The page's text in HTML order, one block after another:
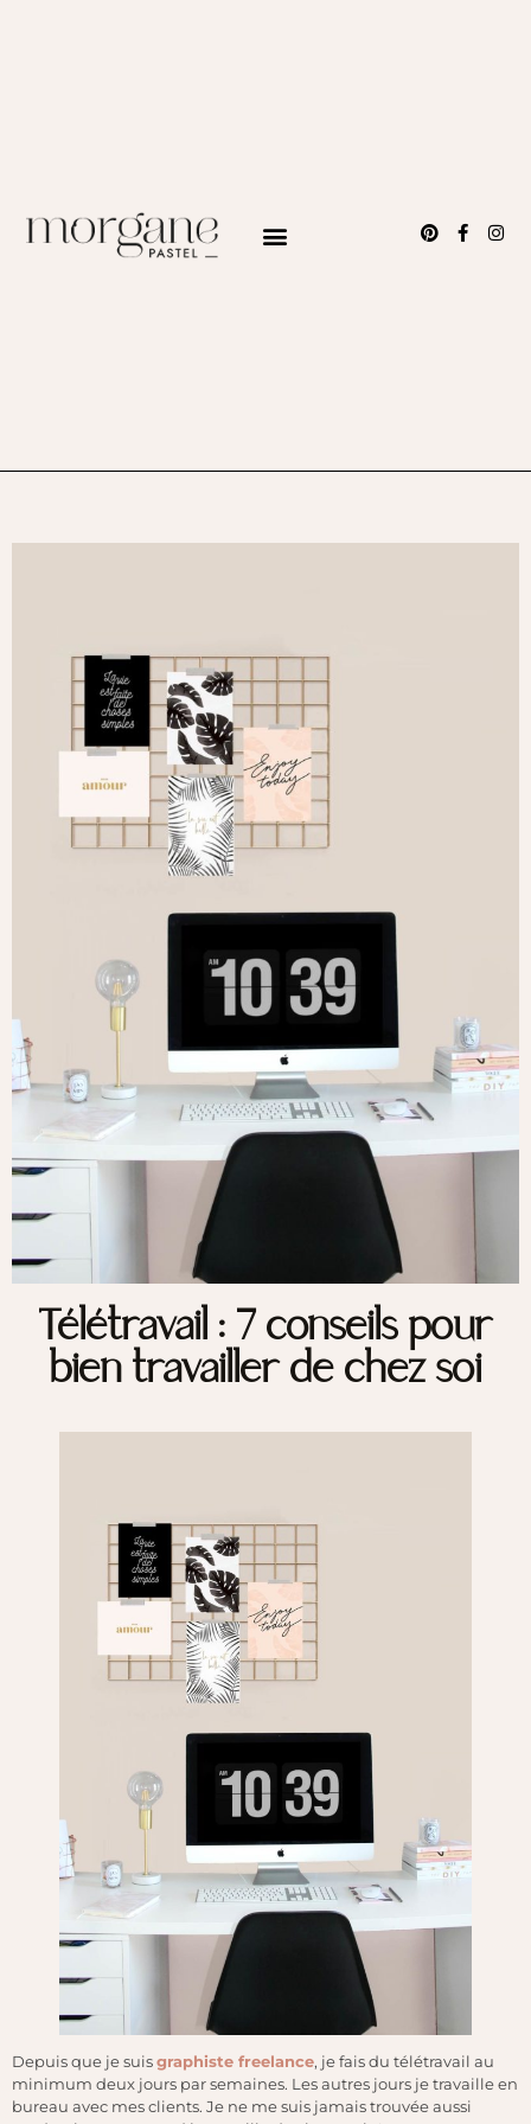
Télétravail : 7 conseils pour
bien travailler de chez soi
Depuis que je suisgraphiste freelance, je fais du télétravail au
minimum deux jours par semaines. Les autres jours je travaille en
bureau avec mes clients. Je ne me suis jamais trouvée aussi